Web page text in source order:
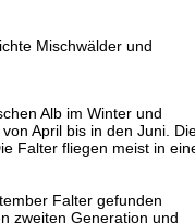
Mischwälder und
Alb im Winter und
April bis in den Juni.
Falter fliegen meist in
Falter gefunden
zweiten Generation und